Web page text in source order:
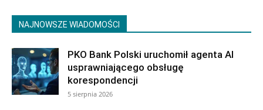
NAJNOWSZE WIADOMOŚCI
PKO Bank Polski uruchomił agenta AI
usprawniającego obsługę
korespondencji
5 sierpnia 2026